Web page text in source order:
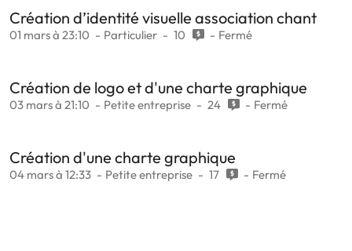
Création d’identité visuelle association chant
01 mars à 23:10 Particulier 10 Fermé
Création de logo et d'une charte graphique
03 mars à 21:10 Petite entreprise 24 Fermé
Création d'une charte graphique
04 mars à 12:33 Petite entreprise 17 Fermé